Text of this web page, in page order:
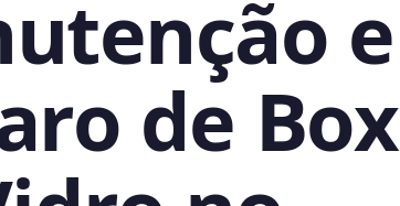
e
de Box